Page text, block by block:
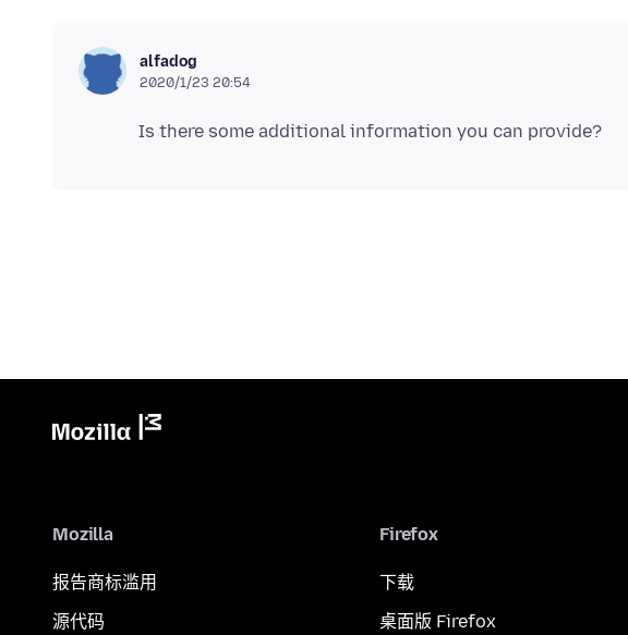
alfadog
2020/1/23 20:54
Mozilla
报告商标滥用
源代码
Firefox
下载
桌面版 Firefox